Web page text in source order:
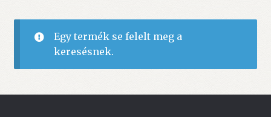
Egy termék se felelt meg a
keresésnek.